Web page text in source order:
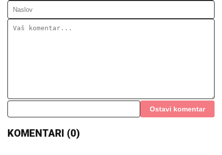
Ostavi komentar
KOMENTARI (0)